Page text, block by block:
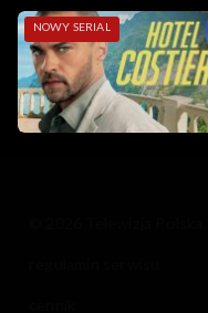
NOWY SERIAL